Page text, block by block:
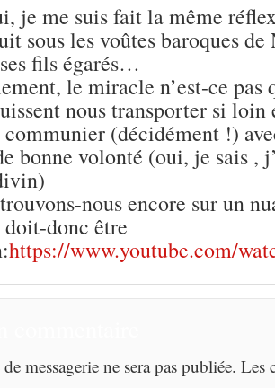
je me suis fait la même
sous les voûtes baroques
fils égarés…
le miracle n’est-ce pas
nous transporter si
(décidément !)
bonne volonté (oui, je sais ,
nous encore sur un
donc être
https://www.youtube.com/
de messagerie ne sera pas publiée.